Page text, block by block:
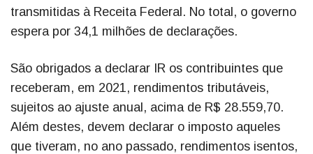
transmitidas à Receita Federal. No total, o governo
espera por 34,1 milhões de declarações.
São obrigados a declarar IR os contribuintes que
receberam, em 2021, rendimentos tributáveis,
sujeitos ao ajuste anual, acima de R$ 28.559,70.
Além destes, devem declarar o imposto aqueles
que tiveram, no ano passado, rendimentos isentos,